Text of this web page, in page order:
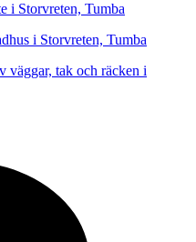
i Storvreten, Tumba
i Storvreten, Tumba
väggar, tak och räcken i